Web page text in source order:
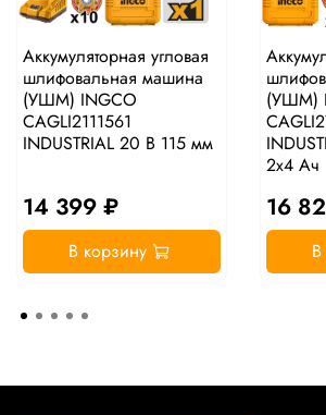
Аккумуляторная угловая
шлифовальная машина
(УШМ) INGCO
CAGLI2111561
INDUSTRIAL 20 В 115 мм
14 399 ₽
В корзину
(УШМ)
2x4 Ач
16